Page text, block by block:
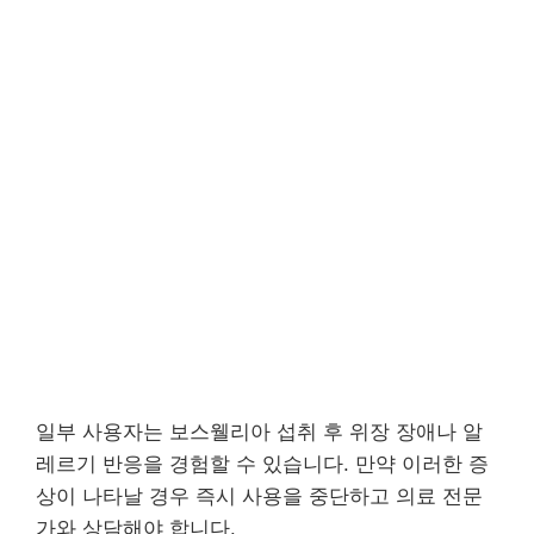
일부 사용자는 보스웰리아 섭취 후 위장 장애나 알
레르기 반응을 경험할 수 있습니다. 만약 이러한 증
상이 나타날 경우 즉시 사용을 중단하고 의료 전문
가와 상담해야 합니다.